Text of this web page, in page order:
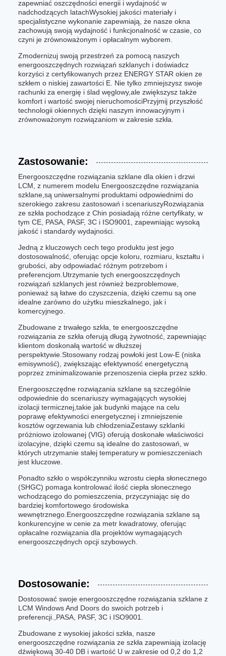
zapewniać oszczędności energii i wydajność w
nadchodzących latachWysokiej jakości materiały i
specjalistyczne wykonanie zapewniają, że nasze okna
zachowują swoją wydajność i funkcjonalność w czasie, co
czyni je zrównoważonym i opłacalnym wyborem.
Zmodernizuj swoją przestrzeń za pomocą naszych
energooszczędnych rozwiązań szklanych i doświadcz
korzyści z certyfikowanych przez ENERGY STAR okien ze
szkłem o niskiej zawartości E. Nie tylko zmniejszysz swoje
rachunki za energię i ślad węglowy,ale zwiększysz także
komfort i wartość swojej nieruchomościPrzyjmij przyszłość
technologii okiennych dzięki naszym innowacyjnym i
zrównoważonym rozwiązaniom w zakresie szkła.
Zastosowanie:
Energooszczędne rozwiązania szklane dla okien i drzwi
LCM, z numerem modelu Energooszczędne rozwiązania
szklane,są uniwersalnymi produktami odpowiednimi do
szerokiego zakresu zastosowań i scenariuszyRozwiązania
ze szkła pochodzące z Chin posiadają różne certyfikaty, w
tym CE, PASA, PASF, 3C i ISO9001, zapewniając wysoką
jakość i standardy wydajności.
Jedną z kluczowych cech tego produktu jest jego
dostosowalność, oferując opcje koloru, rozmiaru, kształtu i
grubości, aby odpowiadać różnym potrzebom i
preferencjom.Utrzymanie tych energooszczędnych
rozwiązań szklanych jest również bezproblemowe,
ponieważ są łatwe do czyszczenia, dzięki czemu są one
idealne zarówno do użytku mieszkalnego, jak i
komercyjnego.
Zbudowane z trwałego szkła, te energooszczędne
rozwiązania ze szkła oferują długą żywotność, zapewniając
klientom doskonałą wartość w dłuższej
perspektywie.Stosowany rodzaj powłoki jest Low-E (niska
emisywność), zwiększając efektywność energetyczną
poprzez zminimalizowanie przenoszenia ciepła przez szkło.
Energooszczędne rozwiązania szklane są szczególnie
odpowiednie do scenariuszy wymagających wysokiej
izolacji termicznej,takie jak budynki mające na celu
poprawę efektywności energetycznej i zmniejszenie
kosztów ogrzewania lub chłodzeniaZestawy szklanki
próżniowo izolowanej (VIG) oferują doskonałe właściwości
izolacyjne, dzięki czemu są idealne do zastosowań, w
których utrzymanie stałej temperatury w pomieszczeniach
jest kluczowe.
Ponadto szkło o współczynniku wzrostu ciepła słonecznego
(SHGC) pomaga kontrolować ilość ciepła słonecznego
wchodzącego do pomieszczenia, przyczyniając się do
bardziej komfortowego środowiska
wewnętrznego.Energooszczędne rozwiązania szklane są
konkurencyjne w cenie za metr kwadratowy, oferując
opłacalne rozwiązania dla projektów wymagających
energooszczędnych opcji szybowych.
Dostosowanie:
Dostosować swoje energooszczędne rozwiązania szklane z
LCM Windows And Doors do swoich potrzeb i
preferencji.,PASA, PASF, 3C i ISO9001.
Zbudowane z wysokiej jakości szkła, nasze
energooszczędne rozwiązania ze szkła zapewniają izolację
dźwiękową 30-40 DB i wartość U w zakresie od 0,2 do 1,2